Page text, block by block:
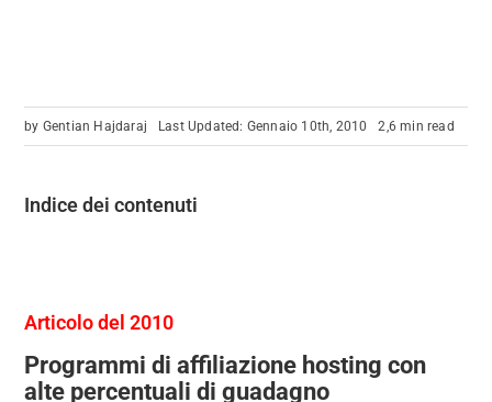
by Gentian Hajdaraj Last Updated: Gennaio 10th, 2010 2,6 min read
Indice dei contenuti
Articolo del 2010
Programmi di affiliazione hosting con
alte percentuali di guadagno